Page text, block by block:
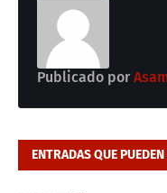
Publicado por
ENTRADAS QUE